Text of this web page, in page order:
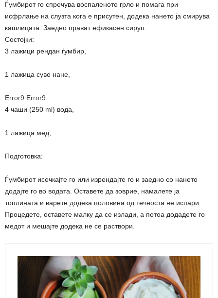
Ѓумбирот го спречува воспаленото грло и помага при
исфрлање на слузта кога е присутен, додека нането ја смирува
кашлицата. Заедно прават ефикасен сируп.
Состојки:
3 лажици рендан ѓумбир,
1 лажица суво нане,
Error9 Error9
4 чаши (250 ml) вода,
1 лажица мед,
Подготовка:
Ѓумбирот исечкајте го или изрендајте го и заедно со нането
додајте го во водата. Оставете да зоврие, намалете ја
топлината и варете додека половина од течноста не испари.
Процедете, оставете малку да се излади, а потоа додадете го
медот и мешајте додека не се раствори.